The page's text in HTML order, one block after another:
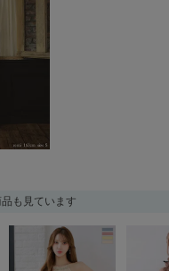
も見ています